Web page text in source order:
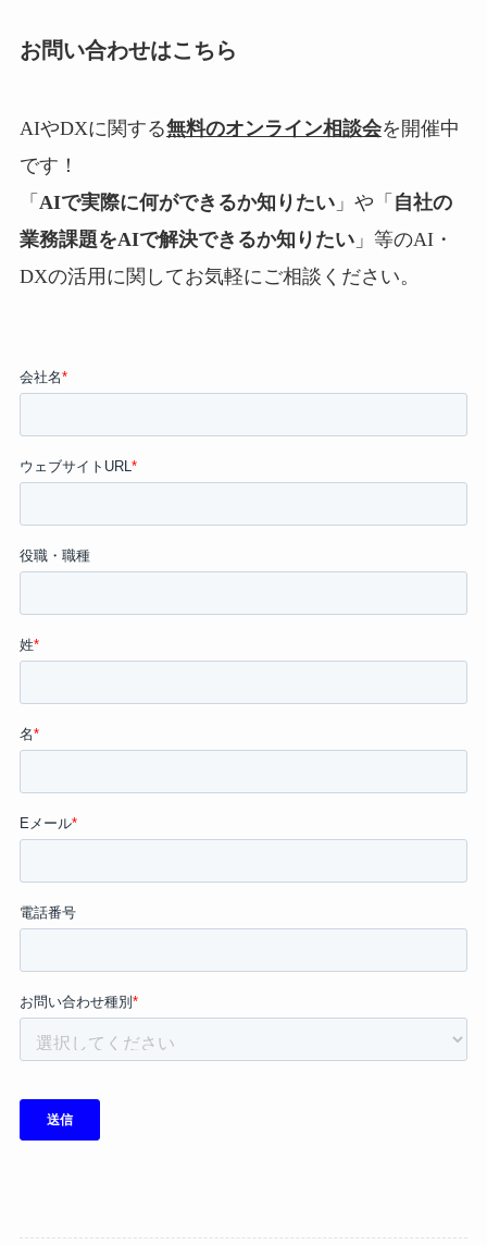
お問い合わせはこちら
AIやDXに関する無料のオンライン相談会を開催中
です！
「 AIで実際に何ができるか知りたい」や「 自社の
業務課題をAIで解決できるか知りたい」等のAI・
DXの活用に関してお気軽にご相談ください。